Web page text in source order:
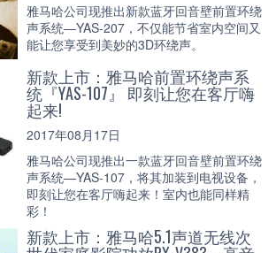
雅马哈公司现推出新款蓝牙回音壁前置环绕
声系统—YAS-207，不仅能节省室内空间又
能让您享受到美妙的3D环绕声。
新款上市：雅马哈前置环绕声系
统『YAS-107』 即刻让您在客厅嗨
起来!
2017年08月17日
雅马哈公司现推出一款蓝牙回音壁前置环绕
声系统—YAS-107，将其加装到电视设备，
即刻让您在客厅嗨起来！室内也能同样精
彩！
新款上市：雅马哈5.1声道无线次